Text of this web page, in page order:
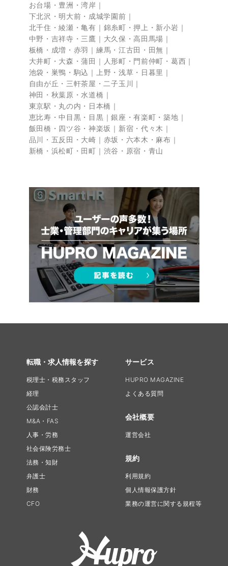
お台場・豊洲・湾岸
下北沢・明大前・成城学園前
北千住・綾瀬・亀有
錦糸町・押上・新小岩
中野・吉祥寺・三鷹
大久保・高田馬場
板橋・成増・赤羽
練馬・江古田・田無
大井町・大森・蒲田
人形町・門前仲町・葛西
池袋・巣鴨・駒込
上野・浅草・日暮里
自由が丘・三軒茶屋・二子玉川
神田・秋葉原・水道橋
東京駅・丸の内・日本橋
恵比寿・中目黒・目黒
銀座・有楽町・築地
飯田橋・四ツ谷・神楽坂
新宿・代々木
品川・五反田・大崎
赤坂・六本木・麻布
新橋・浜松町・田町
渋谷・原宿・青山
転職・求人情報を探す
税理士・税務スタッフ
経理
公認会計士
M&A・FAS
人事・労務
社会保険労務士
法務・知財
弁護士
財務
CFO
サービス
HUPRO MAGAZINE
よくある質問
会社概要
運営会社
規約
利用規約
個人情報保護方針
業務の運営に関する規程等